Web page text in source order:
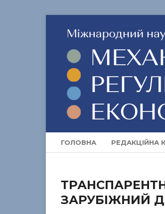
ГОЛОВНА РЕДАКЦІЙНА
ЗАРУБІЖНИЙ